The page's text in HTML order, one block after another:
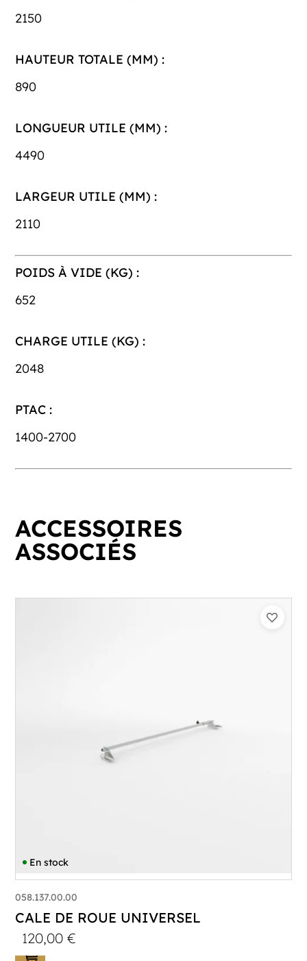
2150
HAUTEUR TOTALE (MM) :
890
LONGUEUR UTILE (MM) :
4490
LARGEUR UTILE (MM) :
2110
POIDS À VIDE (KG) :
652
CHARGE UTILE (KG) :
2048
PTAC :
1400-2700
ACCESSOIRES
ASSOCIÉS
En stock
058.137.00.00
CALE DE ROUE UNIVERSEL
120,00€